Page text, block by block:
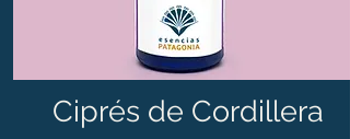
Ciprés de Cordillera